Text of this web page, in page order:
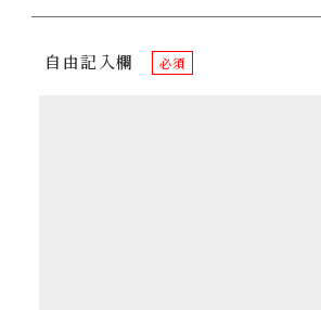
自由記入欄 必須